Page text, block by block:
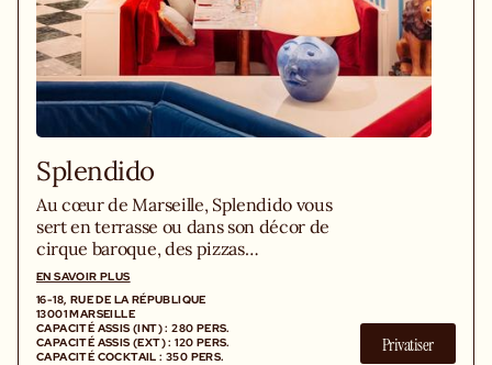
Splendido
Au cœur de Marseille, Splendido vous
sert en terrasse ou dans son décor de
cirque baroque, des pizzas
croustillantes, pâtes al dente, plats à
partager et un vrai goût de l’Italie du
Sud.
EN SAVOIR PLUS
16-18, RUE DE LA RÉPUBLIQUE
13001 MARSEILLE
CAPACITÉ ASSIS (INT) : 280 PERS.
CAPACITÉ ASSIS (EXT) : 120 PERS.
CAPACITÉ COCKTAIL : 350 PERS.
Privatiser